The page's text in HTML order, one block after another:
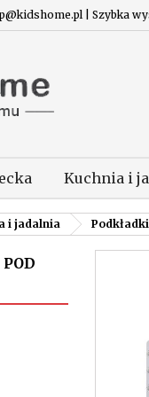
| Szybka
Kuchnia i
i jadalnia